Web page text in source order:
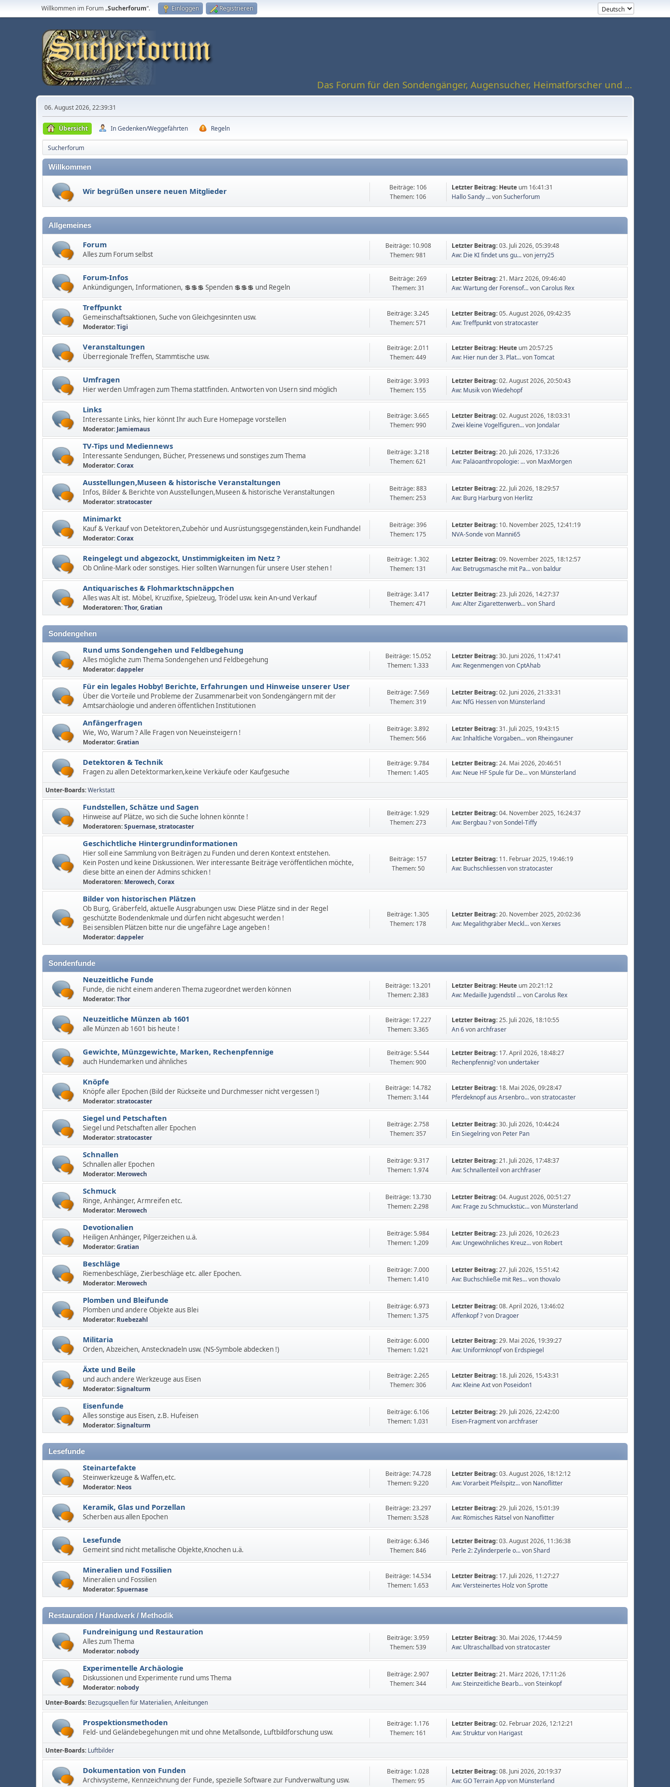
Willkommen im Forum „Sucherforum“. Einloggen Registrieren
Das Forum für den Sondengänger, Augensucher, Heimatforscher und ...
06. August 2026, 22:39:31
Übersicht In Gedenken/Weggefährten Regeln
Sucherforum
Willkommen
Wir begrüßen unsere neuen Mitglieder
Beiträge: 106
Themen: 106
Letzter Beitrag: Heute um 16:41:31
Hallo Sandy ...vonSucherforum
Allgemeines
Forum
Alles zum Forum selbst
Beiträge: 10.908
Themen: 981
Letzter Beitrag:03. Juli 2026, 05:39:48
Aw: Die KI findet uns gu...von jerry25
Forum-Infos
Ankündigungen, Informationen, 💲💲💲 Spenden 💲💲💲 und Regeln
Beiträge: 269
Themen: 31
Letzter Beitrag:21. März 2026, 09:46:40
Aw: Wartung der Forensof...vonCarolus Rex
Treffpunkt
Gemeinschaftsaktionen, Suche von Gleichgesinnten usw.
Moderator:Tigi
Beiträge: 3.245
Themen: 571
Letzter Beitrag:05. August 2026, 09:42:35
Aw: Treffpunktvonstratocaster
Veranstaltungen
Überregionale Treffen, Stammtische usw.
Beiträge: 2.011
Themen: 449
Letzter Beitrag: Heute um 20:57:25
Aw: Hier nun der 3. Plat...vonTomcat
Umfragen
Hier werden Umfragen zum Thema stattfinden. Antworten von Usern sind möglich
Beiträge: 3.993
Themen: 155
Letzter Beitrag:02. August 2026, 20:50:43
Aw: MusikvonWiedehopf
Links
Interessante Links, hier könnt Ihr auch Eure Homepage vorstellen
Moderator: Jamiemaus
Beiträge: 3.665
Themen: 990
Letzter Beitrag:02. August 2026, 18:03:31
Zwei kleine Vogelfiguren...von Jondalar
TV-Tips und Mediennews
Interessante Sendungen, Bücher, Pressenews und sonstiges zum Thema
Moderator:Corax
Beiträge: 3.218
Themen: 621
Letzter Beitrag:20. Juli 2026, 17:33:26
Aw: Paläoanthropologie: ...von MaxMorgen
Ausstellungen,Museen & historische Veranstaltungen
Infos, Bilder & Berichte von Ausstellungen,Museen & historische Veranstaltungen
Moderator:stratocaster
Beiträge: 883
Themen: 253
Letzter Beitrag:22. Juli 2026, 18:29:57
Aw: Burg Harburgvon Herlitz
Minimarkt
Kauf & Verkauf von Detektoren,Zubehör und Ausrüstungsgegenständen,kein Fundhandel
Moderator:Corax
Beiträge: 396
Themen: 175
Letzter Beitrag: 10. November 2025, 12:41:19
NVA-Sondevon Manni65
Reingelegt und abgezockt, Unstimmigkeiten im Netz ?
Ob Online-Mark oder sonstiges. Hier sollten Warnungen für unsere User stehen !
Beiträge: 1.302
Themen: 131
Letzter Beitrag:09. November 2025, 18:12:57
Aw: Betrugsmasche mit Pa...von baldur
Antiquarisches & Flohmarktschnäppchen
Alles was Alt ist. Möbel, Kruzifixe, Spielzeug, Trödel usw. kein An-und Verkauf
Moderatoren:Thor,Gratian
Beiträge: 3.417
Themen: 471
Letzter Beitrag:23. Juli 2026, 14:27:37
Aw: Alter Zigarettenwerb...vonShard
Sondengehen
Rund ums Sondengehen und Feldbegehung
Alles mögliche zum Thema Sondengehen und Feldbegehung
Moderator:dappeler
Beiträge: 15.052
Themen: 1.333
Letzter Beitrag:30. Juni 2026, 11:47:41
Aw: RegenmengenvonCptAhab
Für ein legales Hobby! Berichte, Erfahrungen und Hinweise unserer User
Über die Vorteile und Probleme der Zusammenarbeit von Sondengängern mit der
Amtsarchäologie und anderen öffentlichen Institutionen
Beiträge: 7.569
Themen: 319
Letzter Beitrag:02. Juni 2026, 21:33:31
Aw: NfG Hessenvon Münsterland
Anfängerfragen
Wie, Wo, Warum ? Alle Fragen von Neueinsteigern !
Moderator:Gratian
Beiträge: 3.892
Themen: 566
Letzter Beitrag:31. Juli 2025, 19:43:15
Aw: Inhaltliche Vorgaben...von Rheingauner
Detektoren & Technik
Fragen zu allen Detektormarken,keine Verkäufe oder Kaufgesuche
Beiträge: 9.784
Themen: 1.405
Letzter Beitrag:24. Mai 2026, 20:46:51
Aw: Neue HF Spule für De...von Münsterland
Unter-Boards Werkstatt
Fundstellen, Schätze und Sagen
Hinweise auf Plätze, wo sich die Suche lohnen könnte !
Moderatoren:Spuernase,stratocaster
Beiträge: 1.929
Themen: 273
Letzter Beitrag:04. November 2025, 16:24:37
Aw: Bergbau ?vonSondel-Tiffy
Geschichtliche Hintergrundinformationen
Hier soll eine Sammlung von Beiträgen zu Funden und deren Kontext entstehen.
Kein Posten und keine Diskussionen. Wer interessante Beiträge veröffentlichen möchte,
diese bitte an einen der Admins schicken !
Moderatoren: Merowech,Corax
Beiträge: 157
Themen: 50
Letzter Beitrag: 11. Februar 2025, 19:46:19
Aw: Buchschliessenvonstratocaster
Bilder von historischen Plätzen
Ob Burg, Gräberfeld, aktuelle Ausgrabungen usw. Diese Plätze sind in der Regel
geschützte Bodendenkmale und dürfen nicht abgesucht werden !
Bei sensiblen Plätzen bitte nur die ungefähre Lage angeben !
Moderator:dappeler
Beiträge: 1.305
Themen: 178
Letzter Beitrag:20. November 2025, 20:02:36
Aw: Megalithgräber Meckl...vonXerxes
Sondenfunde
Neuzeitliche Funde
Funde, die nicht einem anderen Thema zugeordnet werden können
Moderator:Thor
Beiträge: 13.201
Themen: 2.383
Letzter Beitrag: Heute um 20:21:12
Aw: Medaille Jugendstil ...vonCarolus Rex
Neuzeitliche Münzen ab 1601
alle Münzen ab 1601 bis heute !
Beiträge: 17.227
Themen: 3.365
Letzter Beitrag:25. Juli 2026, 18:10:55
An 6vonarchfraser
Gewichte, Münzgewichte, Marken, Rechenpfennige
auch Hundemarken und ähnliches
Beiträge: 5.544
Themen: 900
Letzter Beitrag: 17. April 2026, 18:48:27
Rechenpfennig?von undertaker
Knöpfe
Knöpfe aller Epochen (Bild der Rückseite und Durchmesser nicht vergessen !)
Moderator:stratocaster
Beiträge: 14.782
Themen: 3.144
Letzter Beitrag: 18. Mai 2026, 09:28:47
Pferdeknopf aus Arsenbro...vonstratocaster
Siegel und Petschaften
Siegel und Petschaften aller Epochen
Moderator:stratocaster
Beiträge: 2.758
Themen: 357
Letzter Beitrag:30. Juli 2026, 10:44:24
Ein Siegelringvon Peter Pan
Schnallen
Schnallen aller Epochen
Moderator: Merowech
Beiträge: 9.317
Themen: 1.974
Letzter Beitrag:21. Juli 2026, 17:48:37
Aw: Schnallenteil vonarchfraser
Schmuck
Ringe, Anhänger, Armreifen etc.
Moderator: Merowech
Beiträge: 13.730
Themen: 2.298
Letzter Beitrag:04. August 2026, 00:51:27
Aw: Frage zu Schmuckstüc...von Münsterland
Devotionalien
Heiligen Anhänger, Pilgerzeichen u.ä.
Moderator:Gratian
Beiträge: 5.984
Themen: 1.209
Letzter Beitrag:23. Juli 2026, 10:26:23
Aw: Ungewöhnliches Kreuz...von Robert
Beschläge
Riemenbeschläge, Zierbeschläge etc. aller Epochen.
Moderator: Merowech
Beiträge: 7.000
Themen: 1.410
Letzter Beitrag:27. Juli 2026, 15:51:42
Aw: Buchschließe mit Res...vonthovalo
Plomben und Bleifunde
Plomben und andere Objekte aus Blei
Moderator: Ruebezahl
Beiträge: 6.973
Themen: 1.375
Letzter Beitrag:08. April 2026, 13:46:02
Affenkopf ?von Dragoer
Militaria
Orden, Abzeichen, Anstecknadeln usw. (NS-Symbole abdecken !)
Beiträge: 6.000
Themen: 1.021
Letzter Beitrag:29. Mai 2026, 19:39:27
Aw: Uniformknopfvon Erdspiegel
Äxte und Beile
und auch andere Werkzeuge aus Eisen
Moderator:Signalturm
Beiträge: 2.265
Themen: 306
Letzter Beitrag: 18. Juli 2026, 15:43:31
Aw: Kleine Axtvon Poseidon1
Eisenfunde
Alles sonstige aus Eisen, z.B. Hufeisen
Moderator:Signalturm
Beiträge: 6.106
Themen: 1.031
Letzter Beitrag:29. Juli 2026, 22:42:00
Eisen-Fragmentvonarchfraser
Lesefunde
Steinartefakte
Steinwerkzeuge & Waffen,etc.
Moderator: Neos
Beiträge: 74.728
Themen: 9.220
Letzter Beitrag:03. August 2026, 18:12:12
Aw: Vorarbeit Pfeilspitz...von Nanoflitter
Keramik, Glas und Porzellan
Scherben aus allen Epochen
Beiträge: 23.297
Themen: 3.528
Letzter Beitrag:29. Juli 2026, 15:01:39
Aw: Römisches Rätsel von Nanoflitter
Lesefunde
Gemeint sind nicht metallische Objekte,Knochen u.ä.
Beiträge: 6.346
Themen: 846
Letzter Beitrag:03. August 2026, 11:36:38
Perle 2: Zylinderperle o...vonShard
Mineralien und Fossilien
Mineralien und Fossilien
Moderator:Spuernase
Beiträge: 14.534
Themen: 1.653
Letzter Beitrag: 17. Juli 2026, 11:27:27
Aw: Versteinertes HolzvonSprotte
Restauration / Handwerk / Methodik
Fundreinigung und Restauration
Alles zum Thema
Moderator: nobody
Beiträge: 3.959
Themen: 539
Letzter Beitrag:30. Mai 2026, 17:44:59
Aw: Ultraschallbadvonstratocaster
Experimentelle Archäologie
Diskussionen und Experimente rund ums Thema
Moderator: nobody
Beiträge: 2.907
Themen: 344
Letzter Beitrag:21. März 2026, 17:11:26
Aw: Steinzeitliche Bearb...vonSteinkopf
Unter-Boards Bezugsquellen für Materialien Anleitungen
Prospektionsmethoden
Feld- und Geländebegehungen mit und ohne Metallsonde, Luftbildforschung usw.
Beiträge: 1.176
Themen: 161
Letzter Beitrag:02. Februar 2026, 12:12:21
Aw: Strukturvon Harigast
Unter-Boards Luftbilder
Dokumentation von Funden
Archivsysteme, Kennzeichnung der Funde, spezielle Software zur Fundverwaltung usw.
Beiträge: 1.028
Themen: 95
Letzter Beitrag:08. Juni 2026, 20:19:37
Aw: GO Terrain Appvon Münsterland